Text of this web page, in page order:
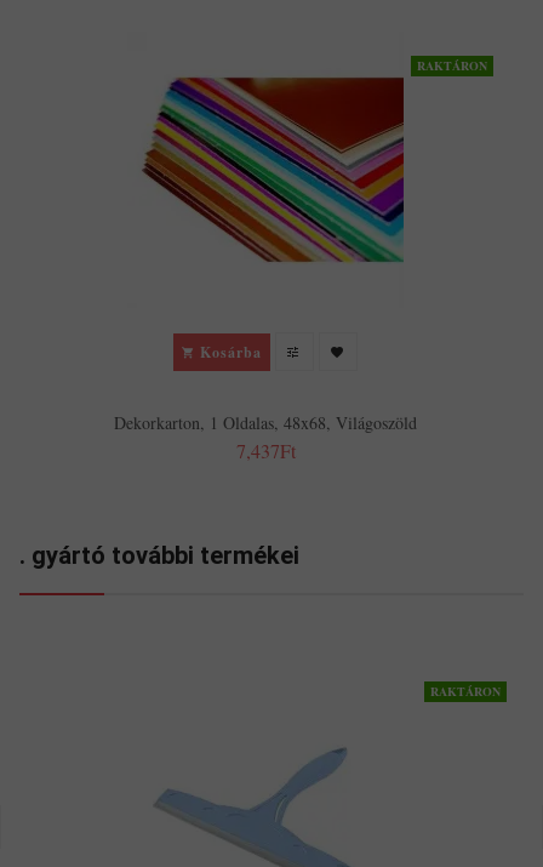
RAKTÁRON
Kosárba
Dekorkarton, 1 Oldalas, 48x68, Világoszöld
7,437Ft
. gyártó további termékei
RAKTÁRON